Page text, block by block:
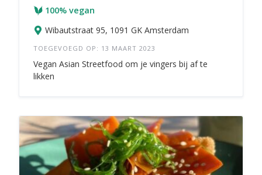
100% vegan
Wibautstraat 95, 1091 GK Amsterdam
TOEGEVOEGD OP: 13 MAART 2023
Vegan Asian Streetfood om je vingers bij af te
likken